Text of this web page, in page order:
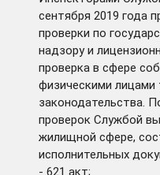
сентября 2019 года
проверки по
надзору и
проверка в сфере
физическими
законодательства.
проверок Службой
жилищной сфере,
исполнительных
- 621 акт;